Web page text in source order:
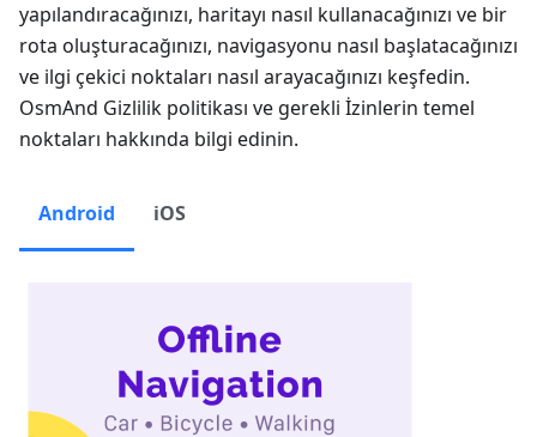
yapılandıracağınızı, haritayı nasıl kullanacağınızı ve bir
rota oluşturacağınızı, navigasyonu nasıl başlatacağınızı
ve ilgi çekici noktaları nasıl arayacağınızı keşfedin.
OsmAnd Gizlilik politikası ve gerekli İzinlerin temel
noktaları hakkında bilgi edinin.
Android iOS